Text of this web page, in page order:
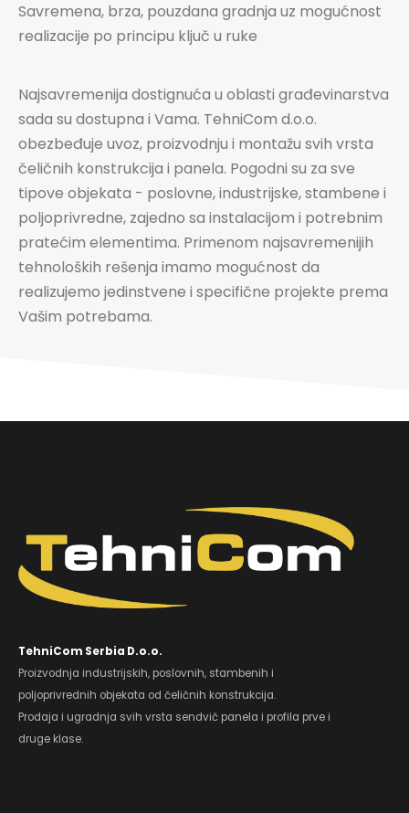
Savremena, brza, pouzdana gradnja uz mogućnost
realizacije po principu ključ u ruke
Najsavremenija dostignuća u oblasti građevinarstva
sada su dostupna i Vama. TehniCom d.o.o.
obezbeđuje uvoz, proizvodnju i montažu svih vrsta
čeličnih konstrukcija i panela. Pogodni su za sve
tipove objekata - poslovne, industrijske, stambene i
poljoprivredne, zajedno sa instalacijom i potrebnim
pratećim elementima. Primenom najsavremenijih
tehnoloških rešenja imamo mogućnost da
realizujemo jedinstvene i specifične projekte prema
Vašim potrebama.
TehniCom Serbia D.o.o.
Proizvodnja industrijskih, poslovnih, stambenih i
poljoprivrednih objekata od čeličnih konstrukcija.
Prodaja i ugradnja svih vrsta sendvič panela i profila prve i
druge klase.